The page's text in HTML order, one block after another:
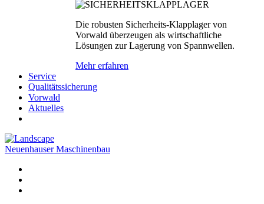
Die robusten Sicherheits-Klapplager von
Vorwald überzeugen als wirtschaftliche
Lösungen zur Lagerung von Spannwellen.
Mehr erfahren
Service
Qualitätssicherung
Vorwald
Aktuelles
Neuenhauser Maschinenbau